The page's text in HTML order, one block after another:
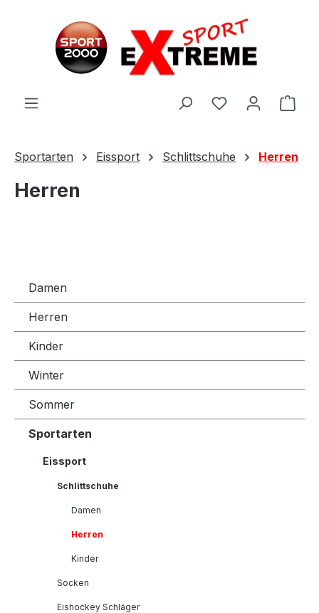
Sportarten Eissport Schlittschuhe Herren
Herren
Damen
Herren
Kinder
Winter
Sommer
Sportarten
Eissport
Schlittschuhe
Damen
Herren
Kinder
Socken
Eishockey Schläger